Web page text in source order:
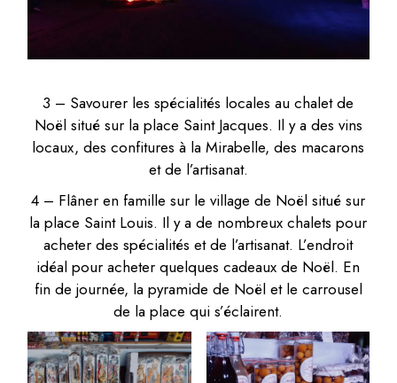
3 – Savourer les spécialités locales au chalet de
Noël situé sur la place Saint Jacques. Il y a des vins
locaux, des confitures à la Mirabelle, des macarons
et de l’artisanat.
4 – Flâner en famille sur le village de Noël situé sur
la place Saint Louis. Il y a de nombreux chalets pour
acheter des spécialités et de l’artisanat. L’endroit
idéal pour acheter quelques cadeaux de Noël. En
fin de journée, la pyramide de Noël et le carrousel
de la place qui s’éclairent.